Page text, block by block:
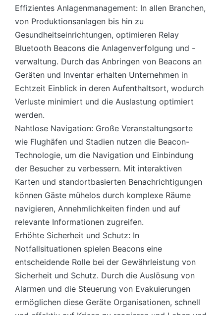
Effizientes Anlagenmanagement: In allen Branchen,
von Produktionsanlagen bis hin zu
Gesundheitseinrichtungen, optimieren Relay
Bluetooth Beacons die Anlagenverfolgung und -
verwaltung. Durch das Anbringen von Beacons an
Geräten und Inventar erhalten Unternehmen in
Echtzeit Einblick in deren Aufenthaltsort, wodurch
Verluste minimiert und die Auslastung optimiert
werden.
Nahtlose Navigation: Große Veranstaltungsorte
wie Flughäfen und Stadien nutzen die Beacon-
Technologie, um die Navigation und Einbindung
der Besucher zu verbessern. Mit interaktiven
Karten und standortbasierten Benachrichtigungen
können Gäste mühelos durch komplexe Räume
navigieren, Annehmlichkeiten finden und auf
relevante Informationen zugreifen.
Erhöhte Sicherheit und Schutz: In
Notfallsituationen spielen Beacons eine
entscheidende Rolle bei der Gewährleistung von
Sicherheit und Schutz. Durch die Auslösung von
Alarmen und die Steuerung von Evakuierungen
ermöglichen diese Geräte Organisationen, schnell